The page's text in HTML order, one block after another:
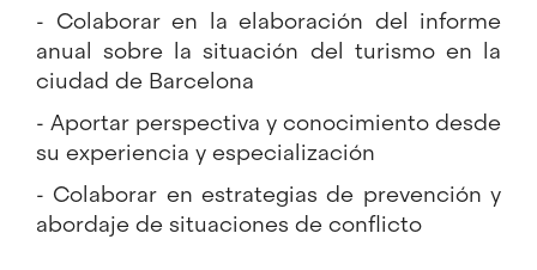
- Colaborar en la elaboración del informe
anual sobre la situación del turismo en la
ciudad de Barcelona
- Aportar perspectiva y conocimiento desde
su experiencia y especialización
- Colaborar en estrategias de prevención y
abordaje de situaciones de conflicto